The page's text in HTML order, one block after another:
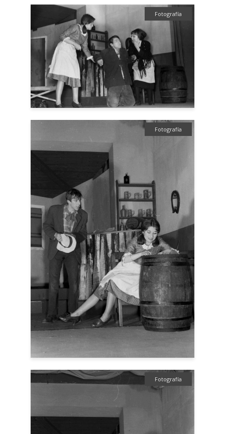
Fotografía
Fotografía
Fotografía